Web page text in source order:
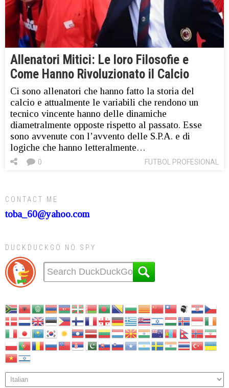
Allenatori Mitici: Le loro Filosofie e
Come Hanno Rivoluzionato il Calcio
Ci sono allenatori che hanno fatto la storia del
calcio e attualmente le variabili che rendono un
tecnico vincente hanno delle dinamiche
diametralmente opposte rispetto al passato. Esse
sono avvenute con l’avvento delle S.P.A. e di
logiche che hanno letteralmente…
FUTBOL PROFESIONAL
0
CONTACT ME
toba_60@yahoo.com
DUCKDUCKGO NO SPY